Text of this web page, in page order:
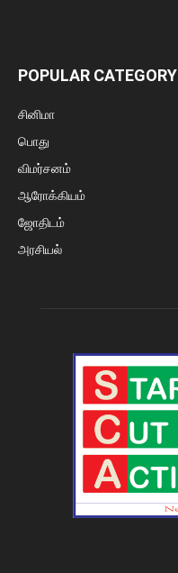
POPULAR CATEGORY
சினிமா
பொது
விமர்சனம்
ஆரோக்கியம்
ஜோதிடம்
அரசியல்